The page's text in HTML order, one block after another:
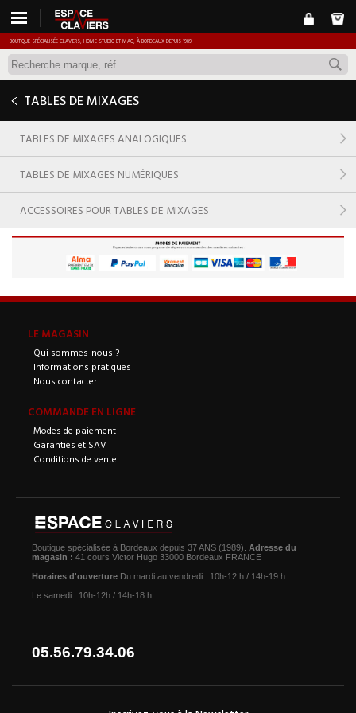
BOUTIQUE SPÉCIALISÉE CLAVIERS, HOME STUDIO ET MAO, À BORDEAUX DEPUIS 1989.
TABLES DE MIXAGES
TABLES DE MIXAGES ANALOGIQUES
TABLES DE MIXAGES NUMÉRIQUES
ACCESSOIRES POUR TABLES DE MIXAGES
LE MAGASIN
Qui sommes-nous ?
Informations pratiques
Nous contacter
COMMANDE EN LIGNE
Modes de paiement
Garanties et SAV
Conditions de vente
Boutique spécialisée à Bordeaux depuis 37 ANS (1989). Adresse du
magasin : 41 cours Victor Hugo 33000 Bordeaux FRANCE
Horaires d'ouverture Du mardi au vendredi : 10h-12 h / 14h-19 h
Le samedi : 10h-12h / 14h-18 h
05.56.79.34.06